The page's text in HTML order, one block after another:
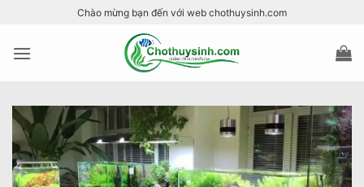
nội
Chào mừng bạn đến với web chothuysinh.com